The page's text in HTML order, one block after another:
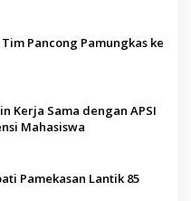
Pancong Pamungkas ke
Kerja Sama dengan APSI
Mahasiswa
Pamekasan Lantik 85